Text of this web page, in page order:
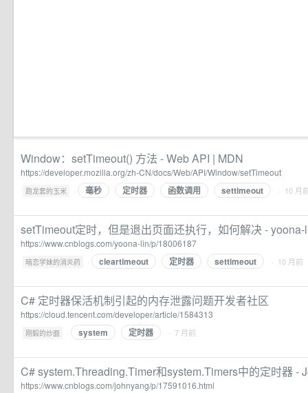
Window：setTimeout() 方法 - Web API | MDN
https://developer.mozilla.org/zh-CN/docs/Web/API/Window/setTimeout
跑龙套的玉米 · 毫秒 定时器 函数调用 settimeout · 10 月
setTimeout定时，但是退出页面还执行，如何解决 -
https://www.cnblogs.com/yoona-lin/p/18006187
暗恋学妹的消炎药 · cleartimeout 定时器 settimeout · 10 月前
C# 定时器保活机制引起的内存泄露问题开发者社区
https://cloud.tencent.com/developer/article/1584313
刚毅的炒面 · system 定时器 · 7 月前
C# system.Threading.Timer和system.Timers中的定时器 -
https://www.cnblogs.com/johnyang/p/17591016.html